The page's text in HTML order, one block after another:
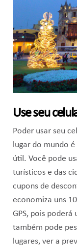
Use seu
Poder usar seu
lugar do mundo
útil. Você pode
turísticos e das
cupons de
economiza uns
GPS, pois poderá
também pode
lugares, ver a